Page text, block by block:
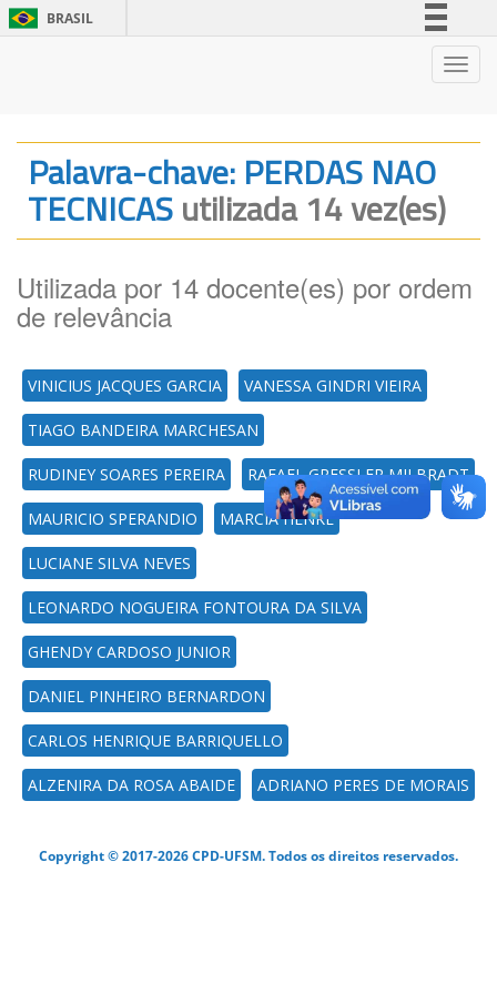
BRASIL
Legislação
Canais
Palavra-chave: PERDAS NAO
TECNICASutilizada 14 vez(es)
Utilizada por 14 docente(es) por ordem
de relevância
VINICIUS JACQUES GARCIA VANESSA GINDRI VIEIRA
TIAGO BANDEIRA MARCHESAN
RUDINEY SOARES PEREIRA RAFAEL GRESSLER MILBRADT
MAURICIO SPERANDIO MARCIA HENKE
LUCIANE SILVA NEVES
LEONARDO NOGUEIRA FONTOURA DA SILVA
GHENDY CARDOSO JUNIOR
DANIEL PINHEIRO BERNARDON
CARLOS HENRIQUE BARRIQUELLO
ALZENIRA DA ROSA ABAIDE ADRIANO PERES DE MORAIS
Copyright © 2017-2026 CPD-UFSM. Todos os direitos reservados.